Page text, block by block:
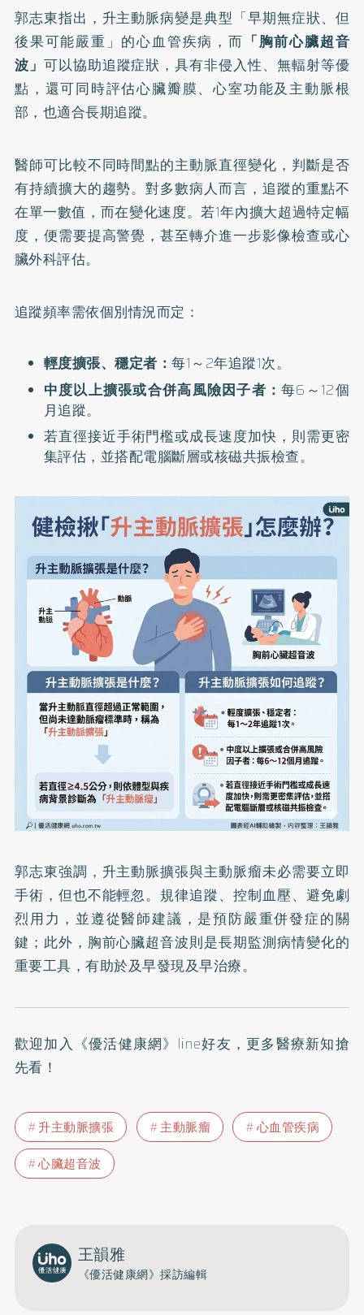
郭志東指出，升主動脈病變是典型「早期無症狀、但
後果可能嚴重」的心血管疾病，而 「胸前心臟超音
波」 可以協助追蹤症狀，具有非侵入性、無輻射等優
點，還可同時評估心臟瓣膜、心室功能及主動脈根
部，也適合長期追蹤。
醫師可比較不同時間點的主動脈直徑變化，判斷是否
有持續擴大的趨勢。對多數病人而言，追蹤的重點不
在單一數值，而在變化速度。若1年內擴大超過特定幅
度，便需要提高警覺，甚至轉介進一步影像檢查或心
臟外科評估。
追蹤頻率需依個別情況而定：
輕度擴張、穩定者：每1～2年追蹤1次。
中度以上擴張或合併高風險因子者：每6～12個
月追蹤。
若直徑接近手術門檻或成長速度加快，則需更密
集評估，並搭配電腦斷層或核磁共振檢查。
郭志東強調，升主動脈擴張與主動脈瘤未必需要立即
手術，但也不能輕忽。規律追蹤、控制血壓、避免劇
烈用力，並遵從醫師建議，是預防嚴重併發症的關
鍵；此外，胸前心臟超音波則是長期監測病情變化的
重要工具，有助於及早發現及早治療。
歡迎加入 《優活健康網》line好友 ，更多醫療新知搶
先看！
升主動脈擴張 主動脈瘤
心血管疾病
心臟超音波
王韻雅
《優活健康網》採訪編輯